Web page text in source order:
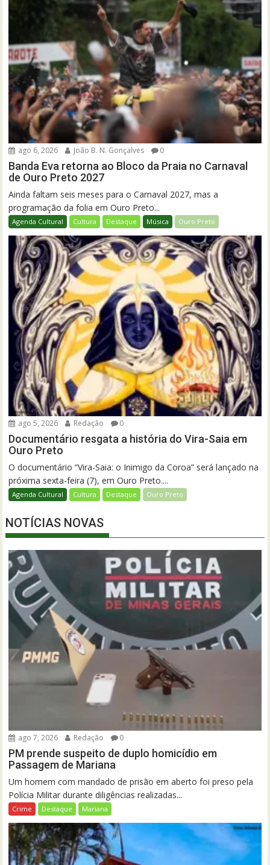
ago 6, 2026 João B. N. Gonçalves 0
Banda Eva retorna ao Bloco da Praia no Carnaval
de Ouro Preto 2027
Ainda faltam seis meses para o Carnaval 2027, mas a
programação da folia em Ouro Preto...
Agenda Cultural Cultura Destaque Música Ouro Preto
ago 5, 2026 Redação 0
Documentário resgata a história do Vira-Saia em
Ouro Preto
O documentário “Vira-Saia: o Inimigo da Coroa” será lançado na
próxima sexta-feira (7), em Ouro Preto....
Agenda Cultural Cultura Destaque Ouro Preto
NOTÍCIAS NOVAS
ago 7, 2026 Redação 0
PM prende suspeito de duplo homicídio em
Passagem de Mariana
Um homem com mandado de prisão em aberto foi preso pela
Polícia Militar durante diligências realizadas...
Crime Destaque Mariana